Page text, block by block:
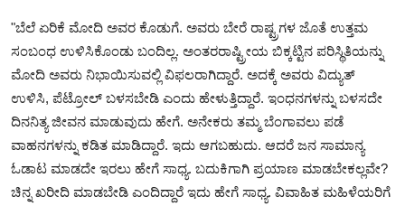
"ಬೆಲೆ ಏರಿಕೆ ಮೋದಿ ಅವರ ಕೊಡುಗೆ. ಅವರು ಬೇರೆ ರಾಷ್ಟ್ರಗಳ ಜೊತೆ ಉತ್ತಮ
ಸಂಬಂಧ ಉಳಿಸಿಕೊಂಡು ಬಂದಿಲ್ಲ. ಅಂತರರಾಷ್ಟ್ರೀಯ ಬಿಕ್ಕಟ್ಟಿನ ಪರಿಸ್ಥಿತಿಯನ್ನು
ಮೋದಿ ಅವರು ನಿಭಾಯಿಸುವಲ್ಲಿ ವಿಫಲರಾಗಿದ್ದಾರೆ. ಅದಕ್ಕೆ ಅವರು ವಿದ್ಯುತ್
ಉಳಿಸಿ, ಪೆಟ್ರೋಲ್ ಬಳಸಬೇಡಿ ಎಂದು ಹೇಳುತ್ತಿದ್ದಾರೆ. ಇಂಧನಗಳನ್ನು ಬಳಸದೇ
ದಿನನಿತ್ಯ ಜೀವನ ಮಾಡುವುದು ಹೇಗೆ. ಅನೇಕರು ತಮ್ಮ ಬೆಂಗಾವಲು ಪಡೆ
ವಾಹನಗಳನ್ನು ಕಡಿತ ಮಾಡಿದ್ದಾರೆ. ಇದು ಆಗಬಹುದು. ಆದರೆ ಜನ ಸಾಮಾನ್ಯ
ಓಡಾಟ ಮಾಡದೇ ಇರಲು ಹೇಗೆ ಸಾಧ್ಯ. ಬದುಕಿಗಾಗಿ ಪ್ರಯಾಣ ಮಾಡಬೇಕಲ್ಲವೇ?
ಚಿನ್ನ‌ ಖರೀದಿ ಮಾಡಬೇಡಿ ಎಂದಿದ್ದಾರೆ ಇದು ಹೇಗೆ ಸಾಧ್ಯ. ವಿವಾಹಿತ ಮಹಿಳೆಯರಿಗೆ